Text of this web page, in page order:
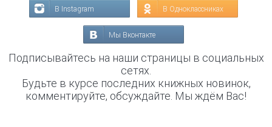
В Instagram В Одноклассниках
Мы Вконтакте
Подписывайтесь на наши страницы в социальных
сетях.
Будьте в курсе последних книжных новинок,
комментируйте, обсуждайте. Мы ждём Вас!